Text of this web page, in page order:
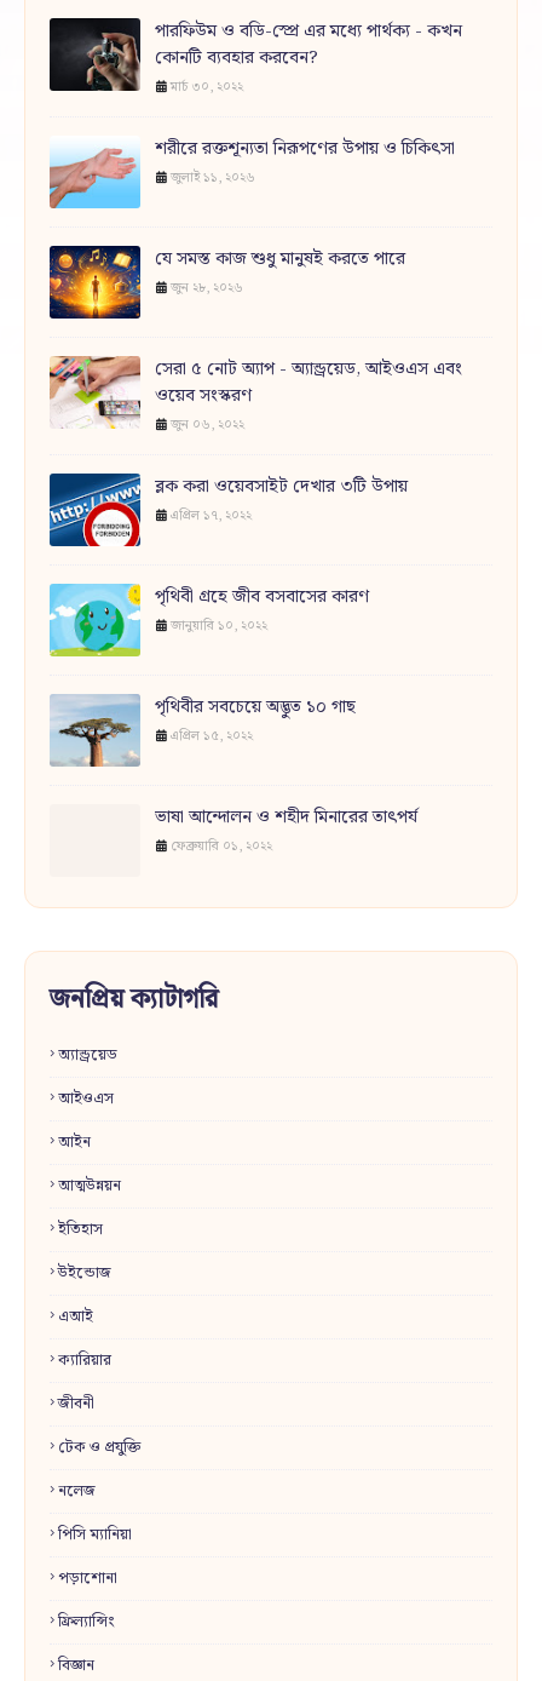
পারফিউম ও বডি-স্প্রে এর মধ্যে পার্থক্য - কখন
কোনটি ব্যবহার করবেন?
মার্চ ৩০, ২০২২
শরীরে রক্তশূন্যতা নিরূপণের উপায় ও চিকিৎসা
জুলাই ১১, ২০২৬
যে সমস্ত কাজ শুধু মানুষই করতে পারে
জুন ২৮, ২০২৬
সেরা ৫ নোট অ্যাপ - অ্যান্ড্রয়েড, আইওএস এবং
ওয়েব সংস্করণ
জুন ০৬, ২০২২
ব্লক করা ওয়েবসাইট দেখার ৩টি উপায়
এপ্রিল ১৭, ২০২২
পৃথিবী গ্রহে জীব বসবাসের কারণ
জানুয়ারি ১০, ২০২২
পৃথিবীর সবচেয়ে অদ্ভুত ১০ গাছ
এপ্রিল ১৫, ২০২২
ভাষা আন্দোলন ও শহীদ মিনারের তাৎপর্য
ফেব্রুয়ারি ০১, ২০২২
জনপ্রিয় ক্যাটাগরি
অ্যান্ড্রয়েড
আইওএস
আইন
আত্মউন্নয়ন
ইতিহাস
উইন্ডোজ
এআই
ক্যারিয়ার
জীবনী
টেক ও প্রযুক্তি
নলেজ
পিসি ম্যানিয়া
পড়াশোনা
ফ্রিল্যান্সিং
বিজ্ঞান